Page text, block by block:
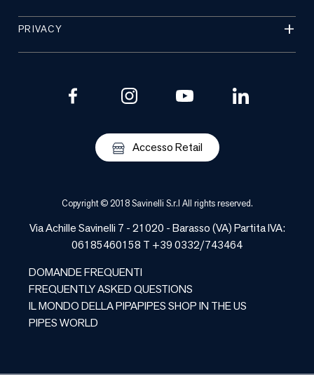
PRIVACY
Accesso Retail
Copyright © 2018 Savinelli S.r.l All rights reserved.
Via Achille Savinelli 7 - 21020 -Barasso(VA) Partita IVA:
06185460158 T +39 0332/743464
DOMANDE FREQUENTI
FREQUENTLY ASKED QUESTIONS
IL MONDO DELLA PIPAPIPES SHOP IN THE US
PIPES WORLD